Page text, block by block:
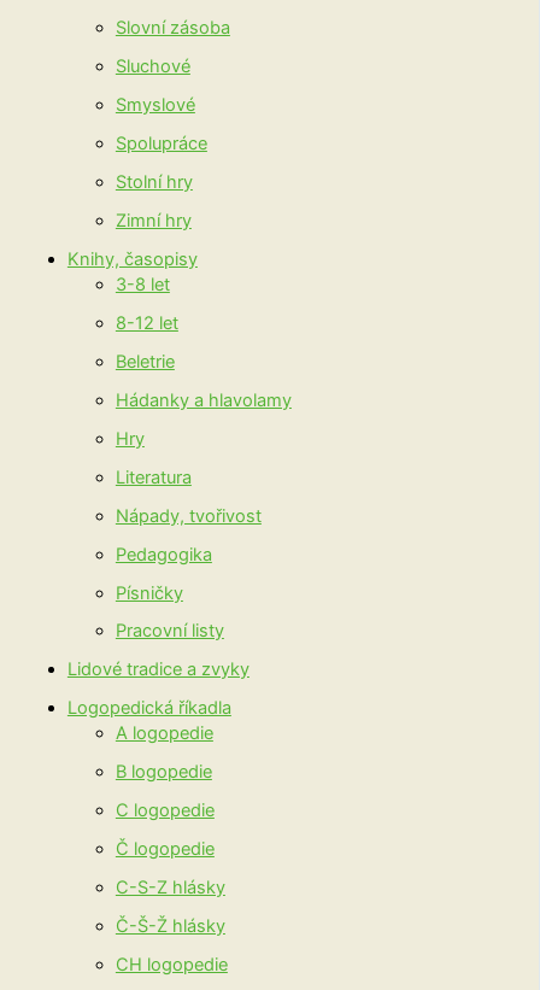
Slovní zásoba
Sluchové
Smyslové
Spolupráce
Stolní hry
Zimní hry
Knihy, časopisy
3-8 let
8-12 let
Beletrie
Hádanky a hlavolamy
Hry
Literatura
Nápady, tvořivost
Pedagogika
Písničky
Pracovní listy
Lidové tradice a zvyky
Logopedická říkadla
A logopedie
B logopedie
C logopedie
Č logopedie
C-S-Z hlásky
Č-Š-Ž hlásky
CH logopedie